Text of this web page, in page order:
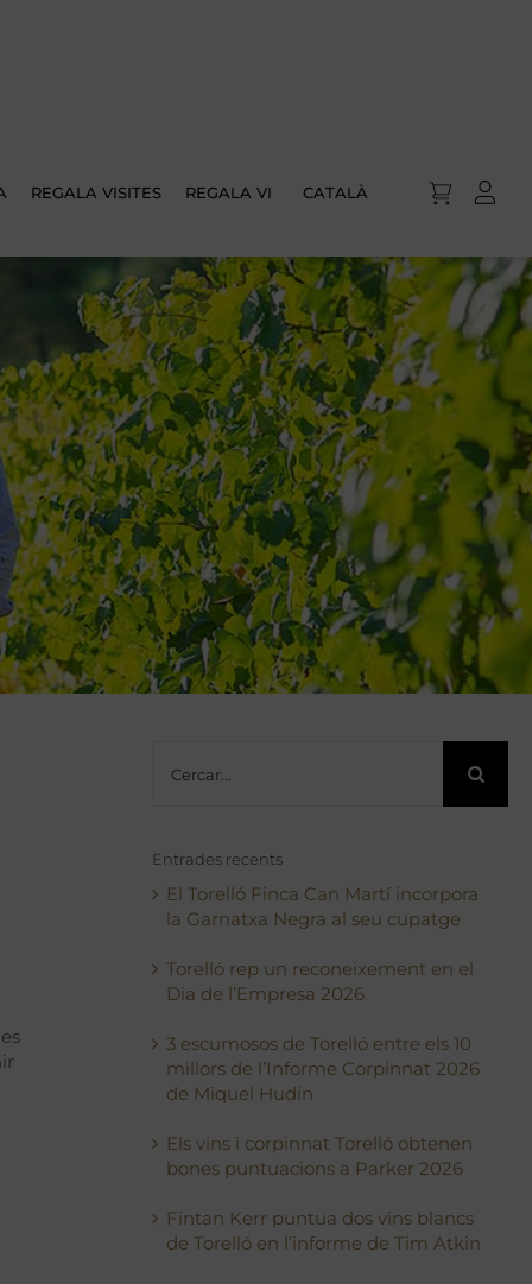
REGALA VISITES REGALA VI CATALÀ
Entrades recents
El Torelló Finca Can Martí incorpora
la Garnatxa Negra al seu cupatge
Torelló rep un reconeixement en el
Dia de l’Empresa 2026
3 escumosos de Torelló entre els 10
millors de l’Informe Corpinnat 2026
de Miquel Hudin
Els vins i corpinnat Torelló obtenen
bones puntuacions a Parker 2026
Fintan Kerr puntua dos vins blancs
de Torelló en l’informe de Tim Atkin